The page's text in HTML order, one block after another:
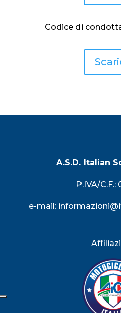
Codice di
A.S.D. Italian
P.IVA/
e-mail: